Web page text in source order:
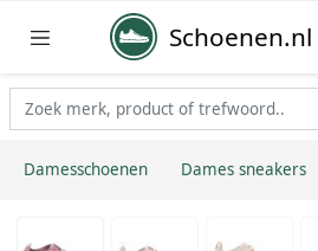
Schoenen.nl
Damesschoenen Dames sneakers